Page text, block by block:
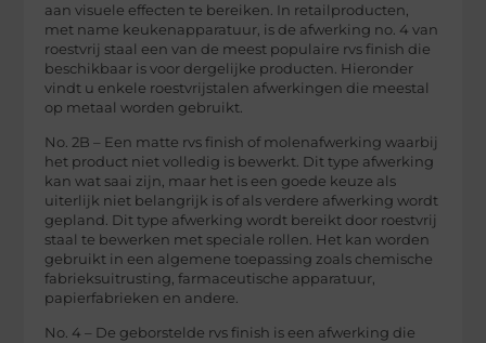
aan visuele effecten te bereiken. In retailproducten,
met name keukenapparatuur, is de afwerking no. 4 van
roestvrij staal een van de meest populaire rvs finish die
beschikbaar is voor dergelijke producten. Hieronder
vindt u enkele roestvrijstalen afwerkingen die meestal
op metaal worden gebruikt.
No. 2B – Een matte rvs finish of molenafwerking waarbij
het product niet volledig is bewerkt. Dit type afwerking
kan wat saai zijn, maar het is een goede keuze als
uiterlijk niet belangrijk is of als verdere afwerking wordt
gepland. Dit type afwerking wordt bereikt door roestvrij
staal te bewerken met speciale rollen. Het kan worden
gebruikt in een algemene toepassing zoals chemische
fabrieksuitrusting, farmaceutische apparatuur,
papierfabrieken en andere.
No. 4 – De geborstelde rvs finish is een afwerking die